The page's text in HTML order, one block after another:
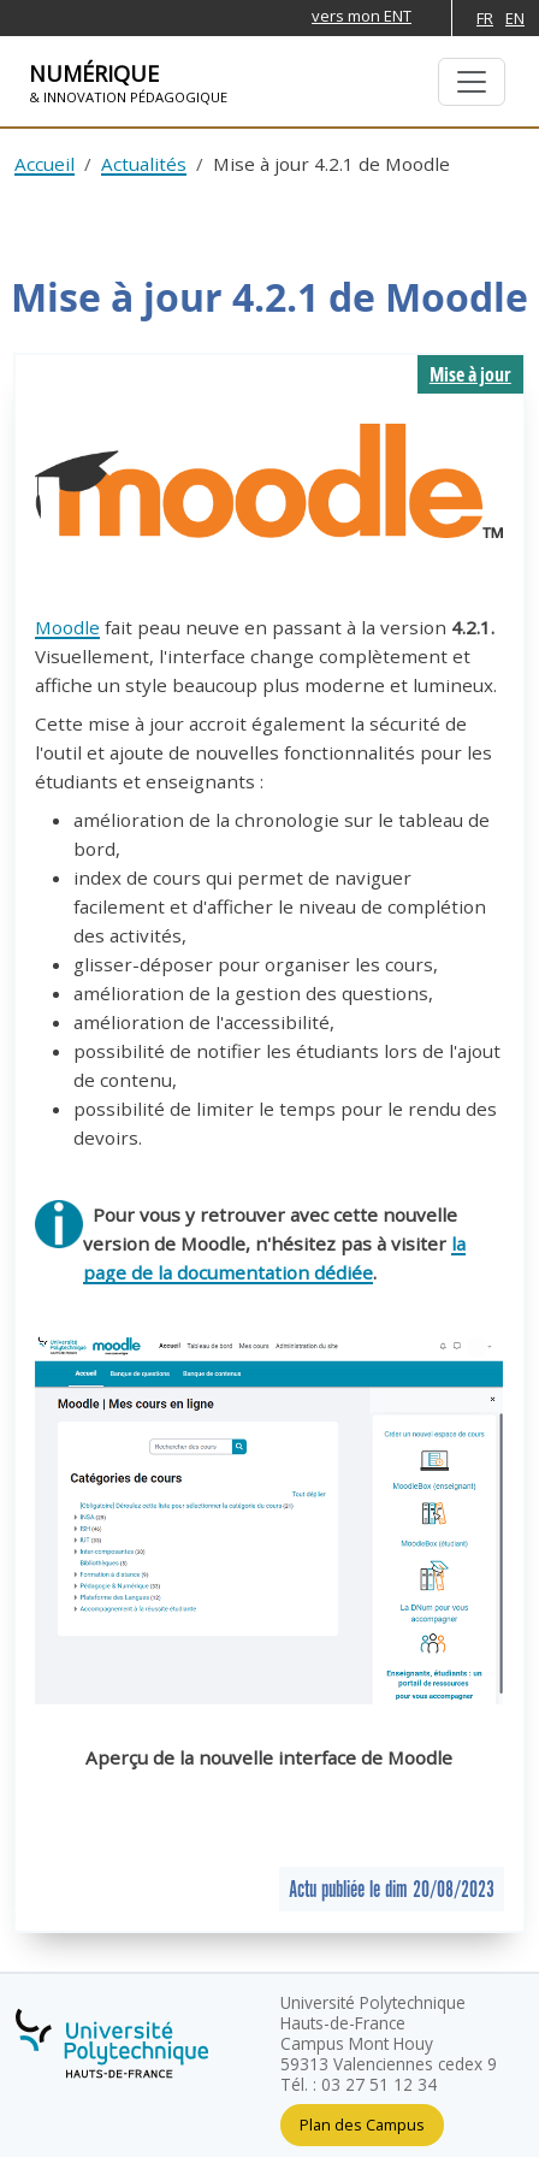
vers mon ENT FR EN
NUMÉRIQUE
& INNOVATION PÉDAGOGIQUE
Accueil Actualités Mise à jour 4.2.1 de Moodle
Mise à jour 4.2.1 de Moodle
Actu publiée le dim 20/08/2023
Mise à jour
Moodle fait peau neuve en passant à la version 4.2.1.
Visuellement, l'interface change complètement et
affiche un style beaucoup plus moderne et lumineux.
Cette mise à jour accroit également la sécurité de
l'outil et ajoute de nouvelles fonctionnalités pour les
étudiants et enseignants :
amélioration de la chronologie sur le tableau de
bord,
index de cours qui permet de naviguer
facilement et d'afficher le niveau de complétion
des activités,
glisser-déposer pour organiser les cours,
amélioration de la gestion des questions,
amélioration de l'accessibilité,
possibilité de notifier les étudiants lors de l'ajout
de contenu,
possibilité de limiter le temps pour le rendu des
devoirs.
Pour vous y retrouver avec cette nouvelle
version de Moodle, n'hésitez pas à visiter la
page de la documentation dédiée.
Aperçu de la nouvelle interface de Moodle
Université Polytechnique
Hauts-de-France
Campus Mont Houy
59313 Valenciennes cedex 9
Tél. : 03 27 51 12 34
Plan des Campus